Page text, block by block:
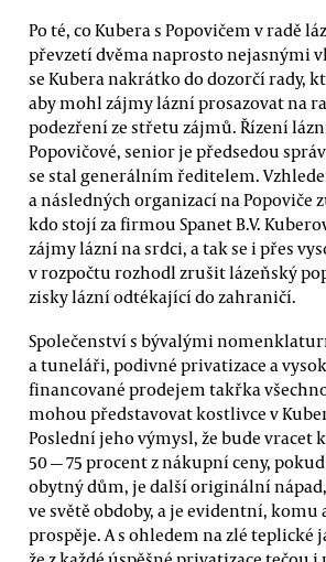
Po té, co Kubera s Popovičem v radě
převzetí dvěma naprosto nejasnými
se Kubera nakrátko do dozorčí rady,
aby mohl zájmy lázní prosazovat na
podezření ze střetu zájmů. Řízení
Popovičové, senior je předsedou
se stal generálním ředitelem.
a následných organizací na Popoviče
kdo stojí za firmou Spanet B.V.
zájmy lázní na srdci, a tak se i přes
v rozpočtu rozhodl zrušit lázeňský
zisky lázní odtékající do zahraničí.
Společenství s bývalými
a tuneláři, podivné privatizace a
financované prodejem takřka
mohou představovat kostlivce v
Poslední jeho výmysl, že bude vracet
50 — 75 procent z nákupní ceny,
obytný dům, je další originální
ve světě obdoby, a je evidentní, komu
prospěje. A s ohledem na zlé teplické